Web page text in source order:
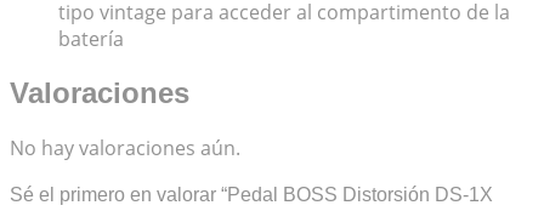
tipo vintage para acceder al compartimento de la
batería
Valoraciones
No hay valoraciones aún.
Sé el primero en valorar “Pedal BOSS Distorsión DS-1X